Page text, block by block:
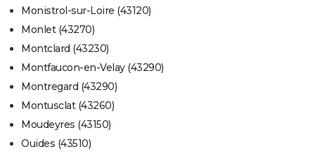
Monistrol-sur-Loire (43120)
Monlet (43270)
Montclard (43230)
Montfaucon-en-Velay (43290)
Montregard (43290)
Montusclat (43260)
Moudeyres (43150)
Ouides (43510)